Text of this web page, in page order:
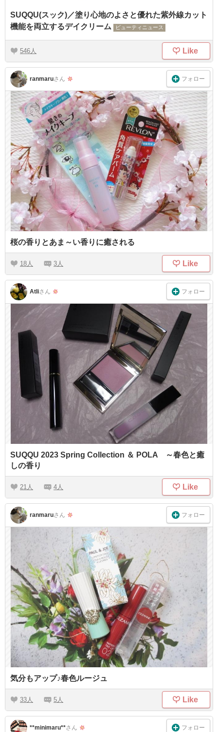
SUQQU(スック)／塗り心地のよさと優れた紫外線カット
機能を両立するデイクリーム
ビューティニュース
546 Like
ranmaruさん フォロー
桜の香りとあま～い香りに癒される
18 3 Like
AtIiさん フォロー
SUQQU 2023 Spring Collection ＆ POLA ～春色と癒
しの香り
21 4 Like
ranmaruさん フォロー
気分もアップ♪春色ルージュ
33 5 Like
**minimaru**さん フォロー